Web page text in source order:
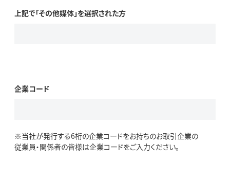
上記で「その他媒体」を選択された方
企業コード
※当社が発行する6桁の企業コードをお持ちのお取引企業の
従業員・関係者の皆様は企業コードをご入力ください。